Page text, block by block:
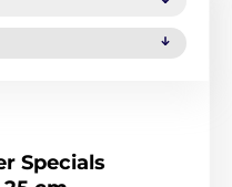
Specials